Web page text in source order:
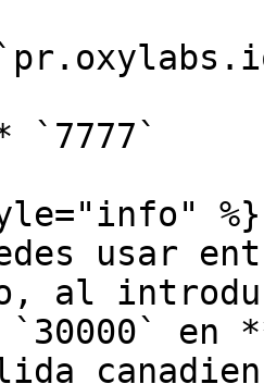
`7777`
%}
usar
al
en